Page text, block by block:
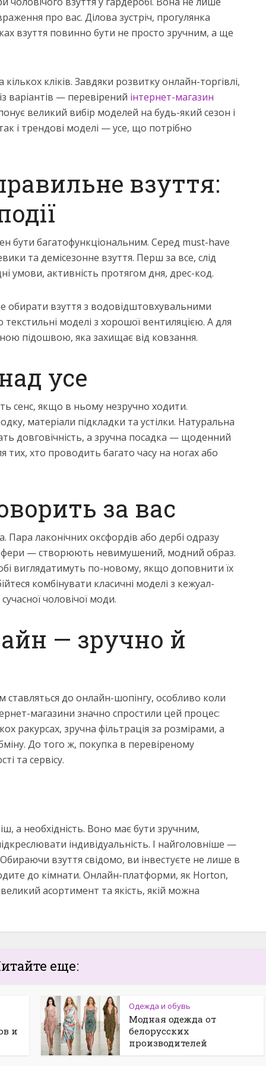
про вас. Ділова зустріч, прогулянка
взуття повинно бути не просто зручним, а ще
кліків. Завдяки розвитку онлайн-торгівлі,
варіантів — перевірений інтернет-магазин
великий вибір моделей на будь-який сезон і
і трендові моделі — усе, що потрібно
взуття:
бути багатофункціональним. Серед must-have
та демісезонне взуття. Перш за все, слід
умови, активність протягом дня, дрес-код.
обирати взуття з водовідштовхувальними
моделі з хорошої вентиляцією. А для
підошвою, яка захищає від ковзання.
усе
сенс, якщо в ньому незручно ходити.
матеріали підкладки та устілки. Натуральна
довговічність, а зручна посадка — щоденний
хто проводить багато часу на ногах або
за вас
Пара лаконічних оксфордів або дербі одразу
— створюють невимушений, модний образ.
виглядатимуть по-новому, якщо доповнити їх
комбінувати класичні моделі з кежуал-
чоловічої моди.
— зручно й
ставляться до онлайн-шопінгу, особливо коли
магазини значно спростили цей процес:
ракурсах, зручна фільтрація за розмірами, а
До того ж, покупка в перевіреному
та сервісу.
а необхідність. Воно має бути зручним,
індивідуальність. І найголовніше —
взуття свідомо, ви інвестуєте не лише в
до кімнати. Онлайн-платформи, як Horton,
асортимент та якість, якій можна
еще:
и
Одежда и обувь
Модная одежда от
белорусских
производителей